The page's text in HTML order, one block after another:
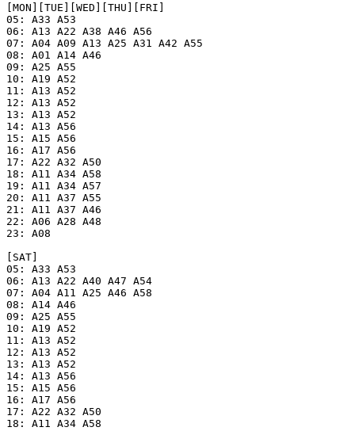
[MON][TUE][WED][THU][FRI]
05: A33 A53
06: A13 A22 A38 A46 A56
07: A04 A09 A13 A25 A31 A42 A55
08: A01 A14 A46
09: A25 A55
10: A19 A52
11: A13 A52
12: A13 A52
13: A13 A52
14: A13 A56
15: A15 A56
16: A17 A56
17: A22 A32 A50
18: A11 A34 A58
19: A11 A34 A57
20: A11 A37 A55
21: A11 A37 A46
22: A06 A28 A48
23: A08
[SAT]
05: A33 A53
06: A13 A22 A40 A47 A54
07: A04 A11 A25 A46 A58
08: A14 A46
09: A25 A55
10: A19 A52
11: A13 A52
12: A13 A52
13: A13 A52
14: A13 A56
15: A15 A56
16: A17 A56
17: A22 A32 A50
18: A11 A34 A58